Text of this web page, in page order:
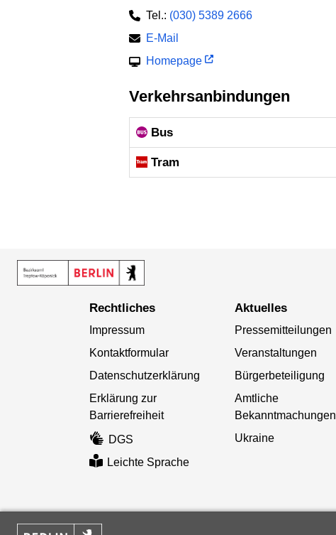
Tel.: (030) 5389 2666
E-Mail
Homepage
Verkehrsanbindungen
Bus
Tram
Rechtliches
Impressum
Kontaktformular
Datenschutzerklärung
Erklärung zur
Barrierefreiheit
DGS
Leichte Sprache
Aktuelles
Pressemitteilungen
Veranstaltungen
Bürgerbeteiligung
Amtliche
Bekanntmachungen
Ukraine